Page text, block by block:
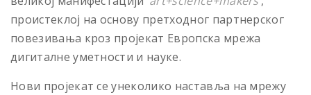
проистеклој на основу претходног партнерског
повезивања кроз пројекат Европска мрежа
дигиталне уметности и науке.
Нови пројекат се унеколико наставља на мрежу